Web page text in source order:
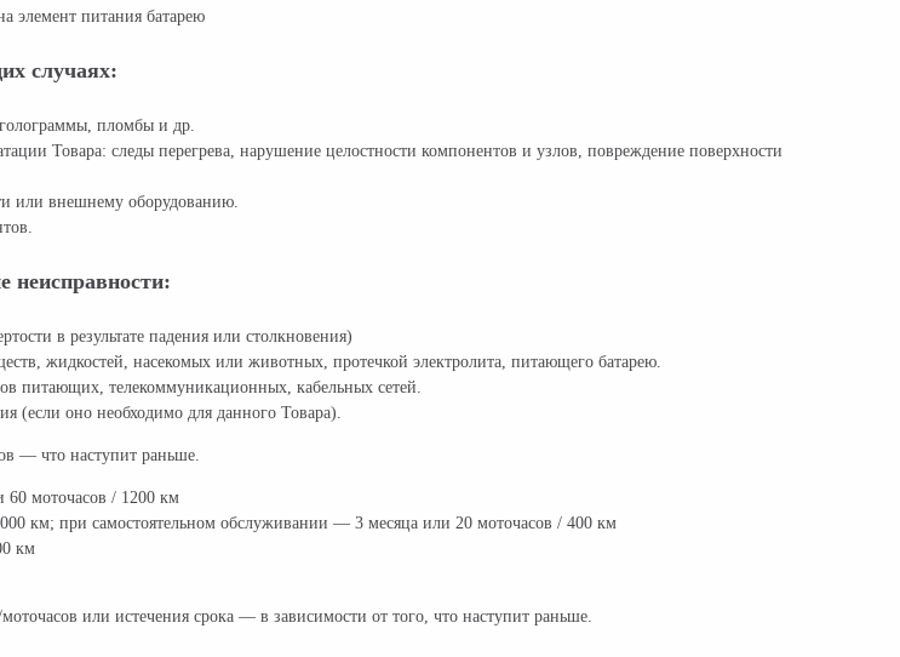
элемент питания батарею
случаях:
пломбы и др.
Товара: следы перегрева, нарушение целостности компонентов и узлов, повреждение поверхности
или внешнему оборудованию.
неисправности:
в результате падения или столкновения)
жидкостей, насекомых или животных, протечкой электролита, питающего батарею.
питающих, телекоммуникационных, кабельных сетей.
(если оно необходимо для данного Товара).
— что наступит раньше.
60 моточасов / 1200 км
км; при самостоятельном обслуживании — 3 месяца или 20 моточасов / 400 км
км
или истечения срока — в зависимости от того, что наступит раньше.